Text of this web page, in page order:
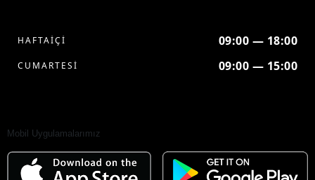
HAFTAİÇİ 09:00 — 18:00
CUMARTESİ 09:00 — 15:00
Mobil Uygulamalarımız